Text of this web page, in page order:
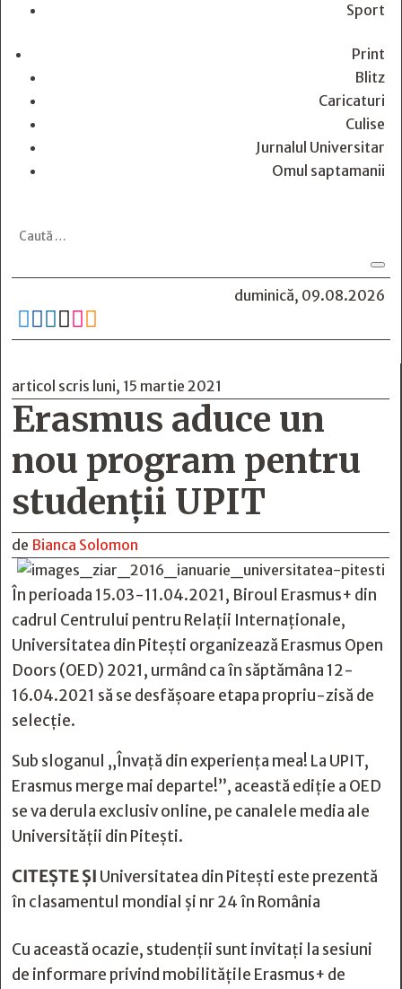
Sport
Print
Blitz
Caricaturi
Culise
Jurnalul Universitar
Omul saptamanii
duminică, 09.08.2026
     
articol scris luni, 15 martie 2021
Erasmus aduce un
nou program pentru
studenții UPIT
de Bianca Solomon
În perioada 15.03-11.04.2021, Biroul Erasmus+ din
cadrul Centrului pentru Relații Internaționale,
Universitatea din Pitești organizează Erasmus Open
Doors (OED) 2021, urmând ca în săptămâna 12-
16.04.2021 să se desfășoare etapa propriu-zisă de
selecție.
Sub sloganul „Învață din experiența mea! La UPIT,
Erasmus merge mai departe!”, această ediție a OED
se va derula exclusiv online, pe canalele media ale
Universității din Pitești.
CITEȘTE ȘI Universitatea din Pitești este prezentă
în clasamentul mondial și nr 24 în România
Cu această ocazie, studenții sunt invitați la sesiuni
de informare privind mobilitățile Erasmus+ de